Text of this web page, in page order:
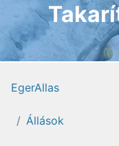
EgerAllas
Állások